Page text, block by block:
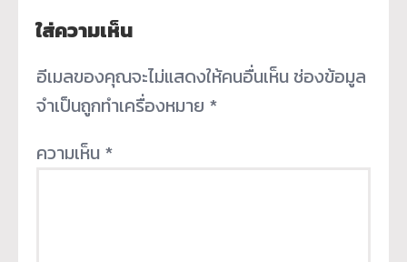
ใส่ความเห็น
อีเมลของคุณจะไม่แสดงให้คนอื่นเห็น ช่องข้อมูล
จำเป็นถูกทำเครื่องหมาย *
ความเห็น *